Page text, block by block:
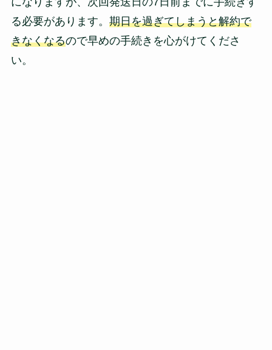
る必要があります。 期日を過ぎてしまうと解約で
きなくなるので早めの手続きを心がけてくださ
い。